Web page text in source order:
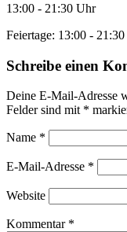
13:00 - 21:30 Uhr
Feiertage: 13:00 -
Schreibe einen
Deine E-Mail-Adresse
Felder sind mit *
Name *
E-Mail-Adresse *
Website
Kommentar *